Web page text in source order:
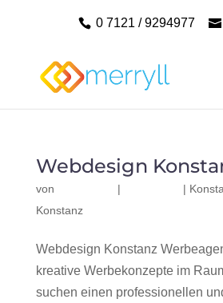
0 7121 / 9294977
Webdesign
von | |
Konstanz
Webdesign Konstanz
kreative Werbekonzepte im
suchen einen professionellen